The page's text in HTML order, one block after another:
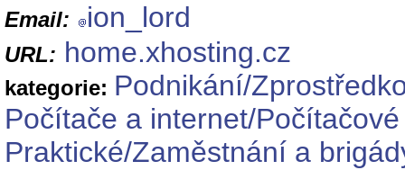
Email: ion_lord
URL: home.xhosting.cz
kategorie: Podnikání/
Počítače a internet/
Praktické/Zaměstnání a